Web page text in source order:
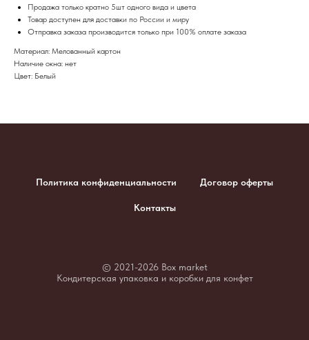
Продажа только кратно 5шт одного вида и цвета
Товар доступен для доставки по России и миру
​Отправка заказа производится только при 100% оплате заказа
Материал: Мелованный картон
Наличие окна: нет
Цвет: Белый
Политика конфиденциальности Договор оферты
Контакты
© 2021-2026 Box market
Кондитерская упаковка и коробки для конфет